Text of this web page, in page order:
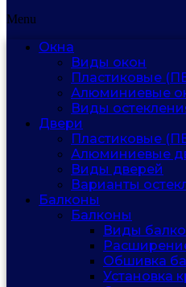
Menu
Окна
Виды окон
Пластиковые
Алюминиевые
Виды
Двери
Пластиковые
Алюминиевые
Виды дверей
Варианты
Балконы
Балконы
Виды
Обшивка
Установка